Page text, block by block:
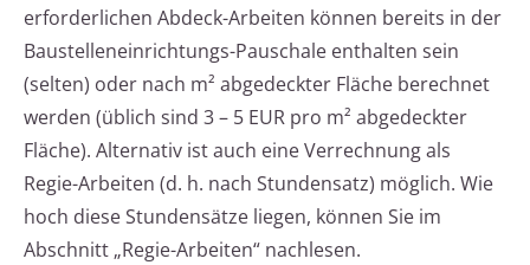
erforderlichen Abdeck-Arbeiten können bereits in der
Baustelleneinrichtungs-Pauschale enthalten sein
(selten) oder nach m² abgedeckter Fläche berechnet
werden (üblich sind 3 – 5 EUR pro m² abgedeckter
Fläche). Alternativ ist auch eine Verrechnung als
Regie-Arbeiten (d. h. nach Stundensatz) möglich. Wie
hoch diese Stundensätze liegen, können Sie im
Abschnitt „Regie-Arbeiten“ nachlesen.